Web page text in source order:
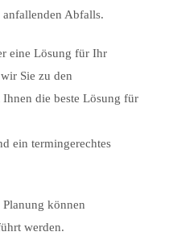
Abfalls.
eine Lösung für Ihr
Sie zu den
die beste Lösung für
ein termingerechtes
können
werden.